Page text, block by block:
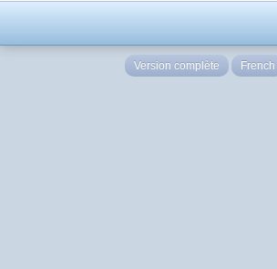
Version complète French